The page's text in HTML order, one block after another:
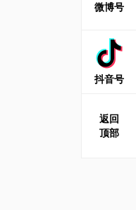
微博号
抖音号
返回
顶部